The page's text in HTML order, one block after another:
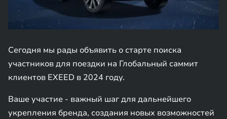
Сегодня мы рады объявить о старте поиска
участников для поездки на Глобальный саммит
клиентов EXEED в 2024 году.
Ваше участие - важный шаг для дальнейшего
укрепления бренда, создания новых возможностей